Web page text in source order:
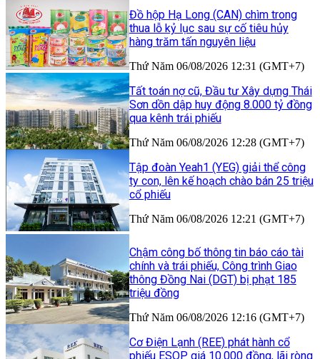
Đồ hộp Hạ Long (CAN) chìm trong
thua lỗ kỷ lục sau sự cố tiêu hủy
hàng trăm tấn nguyên liệu
Thứ Năm 06/08/2026 12:31 (GMT+7)
Tất toán nợ cũ, Đầu tư Xây dựng Thái
Sơn dồn dập huy động 8.000 tỷ đồng
qua kênh trái phiếu
Thứ Năm 06/08/2026 12:28 (GMT+7)
Tập đoàn Yeah1 (YEG) giải thể công
ty con, lên kế hoạch chào bán 25 triệu
cổ phiếu
Thứ Năm 06/08/2026 12:21 (GMT+7)
Chậm công bố thông tin báo cáo tài
chính và trái phiếu, Công trình Giao
thông Đồng Nai (DGT) bị phạt 185
triệu đồng
Thứ Năm 06/08/2026 12:16 (GMT+7)
Cơ Điện Lạnh (REE) phát hành cổ
phiếu ESOP giá 10.000 đồng, lãi ròng